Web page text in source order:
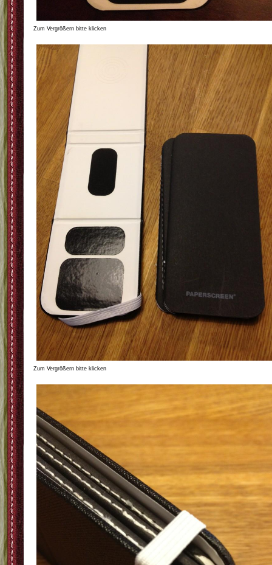
Zum Vergrößern bitte klicken
Zum Vergrößern bitte klicken